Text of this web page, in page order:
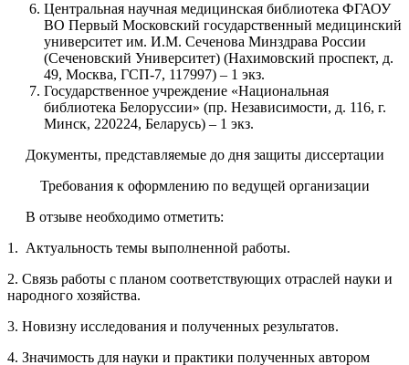
Центральная научная медицинская библиотека ФГАОУ
ВО Первый Московский государственный медицинский
университет им. И.М. Сеченова Минздрава России
(Сеченовский Университет) (Нахимовский проспект, д.
49, Москва, ГСП-7, 117997) – 1 экз.
Государственное учреждение «Национальная
библиотека Белоруссии» (пр. Независимости, д. 116, г.
Минск, 220224, Беларусь) – 1 экз.
Документы, представляемые до дня защиты диссертации
Требования к оформлению по ведущей организации
В отзыве необходимо отметить:
1. Актуальность темы выполненной работы.
2. Связь работы с планом соответствующих отраслей науки и
народного хозяйства.
3. Новизну исследования и полученных результатов.
4. Значимость для науки и практики полученных автором